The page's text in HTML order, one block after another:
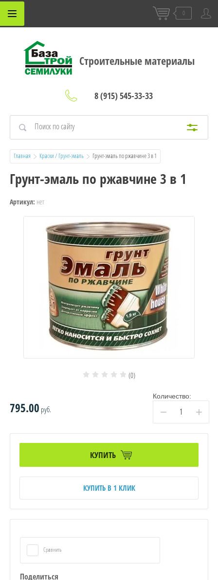
0
Строительные материалы
8 (915) 545-33-33
Главная Краски / Грунт-эмаль
  Грунт-эмаль по ржавчине 3 в 1
Грунт-эмаль по ржавчине 3 в 1
Артикул: нет
(0)
795.00 руб.
Количество:
− +
КУПИТЬ
КУПИТЬ В 1 КЛИК
Сравнить
Поделиться